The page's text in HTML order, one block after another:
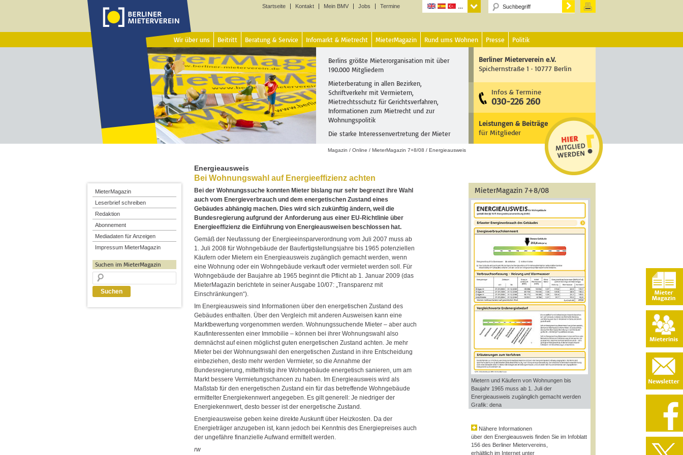
Startseite Kontakt Mein BMV Jobs Termine
Wir über uns Beitritt Beratung & Service Infomarkt & Mietrecht MieterMagazin Rund ums Wohnen Presse Politik
Berlins größte Mieterorganisation mit über
190.000 Mitgliedern
Mieterberatung in allen Bezirken,
Schriftverkehr mit Vermietern,
Mietrechtsschutz für Gerichtsverfahren,
Informationen zum Mietrecht und zur
Wohnungspolitik
Die starke Interessenvertretung der Mieter
Berliner Mieterverein e.V.
Spichernstraße 1 · 10777 Berlin
Infos & Termine
030-226 260
Leistungen & Beiträge
für Mitglieder
Magazin / Online / MieterMagazin 7+8/08 / Energieausweis
Energieausweis
Bei Wohnungswahl auf Energieeffizienz achten
Bei der Wohnungssuche konnten Mieter bislang nur sehr begrenzt ihre Wahl
auch vom Energieverbrauch und dem energetischen Zustand eines
Gebäudes abhängig machen. Dies wird sich zukünftig ändern, weil die
Bundesregierung aufgrund der Anforderung aus einer EU-Richtlinie über
Energieeffizienz die Einführung von Energieausweisen beschlossen hat.
Gemäß der Neufassung der Energieeinsparverordnung vom Juli 2007 muss ab
1. Juli 2008 für Wohngebäude der Baufertigstellungsjahre bis 1965 potenziellen
Käufern oder Mietern ein Energieausweis zugänglich gemacht werden, wenn
eine Wohnung oder ein Wohngebäude verkauft oder vermietet werden soll. Für
Wohngebäude der Baujahre ab 1965 beginnt die Pflicht ab 1. Januar 2009 (das
MieterMagazin berichtete in seiner Ausgabe 10/07: „Transparenz mit
Einschränkungen“).
Im Energieausweis sind Informationen über den energetischen Zustand des
Gebäudes enthalten. Über den Vergleich mit anderen Ausweisen kann eine
Marktbewertung vorgenommen werden. Wohnungssuchende Mieter – aber auch
Kaufinteressenten einer Immobilie – können bei ihrer Wohnungswahl also
demnächst auf einen möglichst guten energetischen Zustand achten. Je mehr
Mieter bei der Wohnungswahl den energetischen Zustand in ihre Entscheidung
einbeziehen, desto mehr werden Vermieter, so die Annahme der
Bundesregierung, mittelfristig ihre Wohngebäude energetisch sanieren, um am
Markt bessere Vermietungschancen zu haben. Im Energieausweis wird als
Maßstab für den energetischen Zustand ein für das betreffende Wohngebäude
ermittelter Energiekennwert angegeben. Es gilt generell: Je niedriger der
Energiekennwert, desto besser ist der energetische Zustand.
Energieausweise geben keine direkte Auskunft über Heizkosten. Da der
Energieträger anzugeben ist, kann jedoch bei Kenntnis des Energiepreises auch
der ungefähre finanzielle Aufwand ermittelt werden.
rw
MieterMagazin 7+8/08
Mietern und Käufern von Wohnungen bis
Baujahr 1965 muss ab 1. Juli der
Energieausweis zugänglich gemacht werden
Grafik: dena
Nähere Informationen
über den Energieausweis finden Sie im Infoblatt
156 des Berliner Mietervereins,
erhältlich im Internet unter
MieterMagazin
Leserbrief schreiben
Redaktion
Abonnement
Mediadaten für Anzeigen
Impressum MieterMagazin
Suchen im MieterMagazin